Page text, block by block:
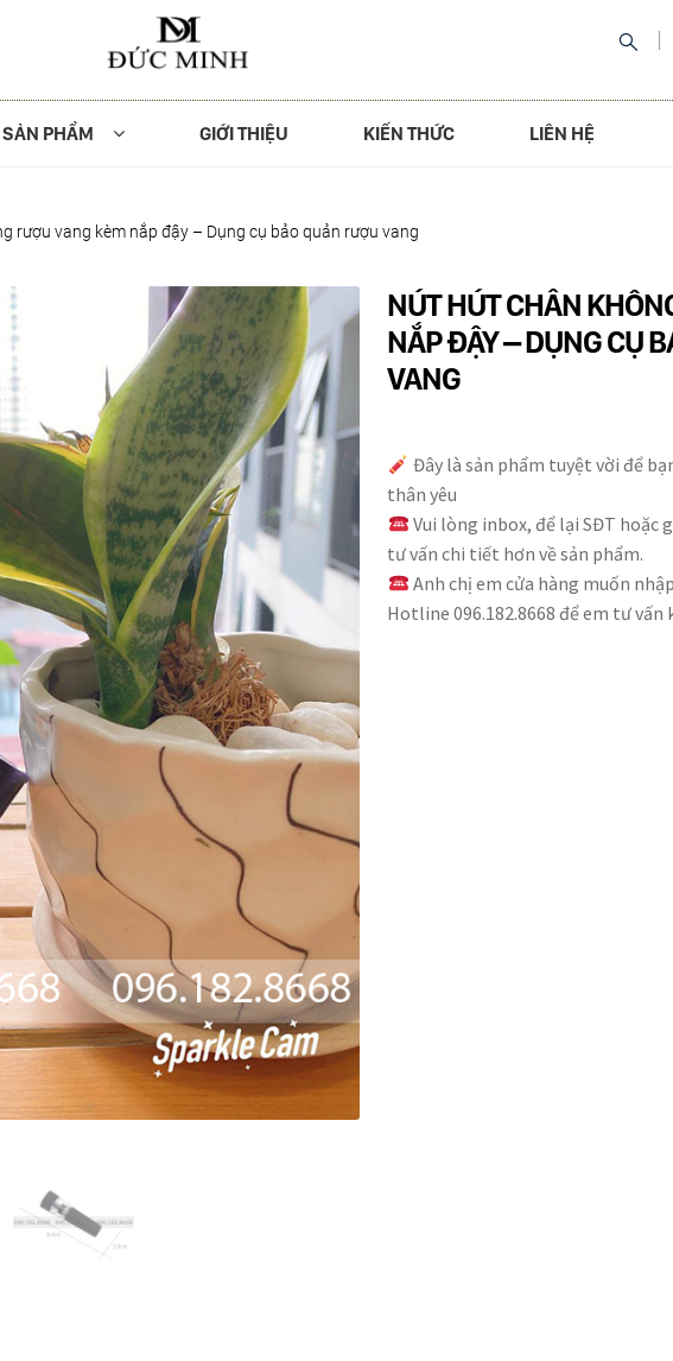
SẢN PHẨM GIỚI THIỆU KIẾN THỨC LIÊN HỆ
rượu vang kèm nắp đậy – Dụng cụ bảo quản rượu vang
NÚT HÚT CHÂN
NẮP ĐẬY – DỤNG CỤ
VANG
Đây là sản phẩm tuyệt vời để
thân yêu
Vui lòng inbox, để lại SĐT hoặc
tư vấn chi tiết hơn về sản phẩm.
Anh chị em cửa hàng muốn
Hotline 096.182.8668 để em tư vấn